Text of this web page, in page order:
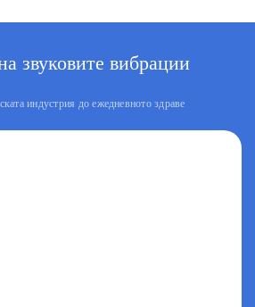
звуковите вибрации
индустрия до ежедневното здраве